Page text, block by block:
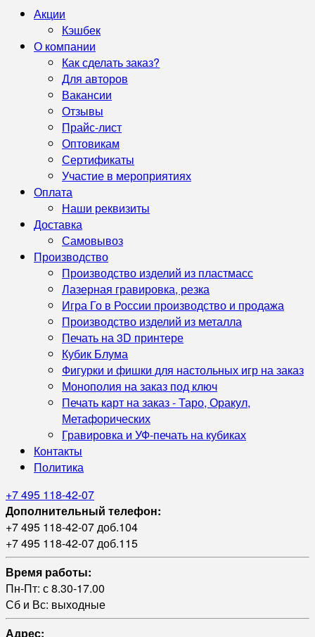
Акции
Кэшбек
О компании
Как сделать заказ?
Для авторов
Вакансии
Отзывы
Прайс-лист
Оптовикам
Сертификаты
Участие в мероприятиях
Оплата
Наши реквизиты
Доставка
Самовывоз
Производство
Производство изделий из пластмасс
Лазерная гравировка, резка
Игра Го в России производство и продажа
Производство изделий из металла
Печать на 3D принтере
Кубик Блума
Фигурки и фишки для настольных игр на заказ
Монополия на заказ под ключ
Печать карт на заказ - Таро, Оракул,
Метафорических
Гравировка и УФ‑печать на кубиках
Контакты
Политика
+7 495 118-42-07
Дополнительный телефон:
+7 495 118-42-07 доб.104
+7 495 118-42-07 доб.115
Время работы:
Пн-Пт: с 8.30-17.00
Сб и Вс: выходные
Адрес: